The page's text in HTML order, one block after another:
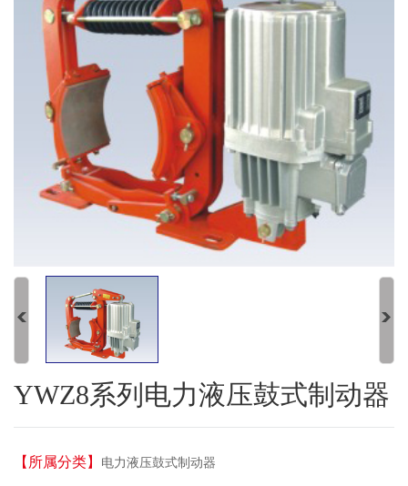
YWZ8系列电力液压鼓式制动器
【所属分类】 电力液压鼓式制动器